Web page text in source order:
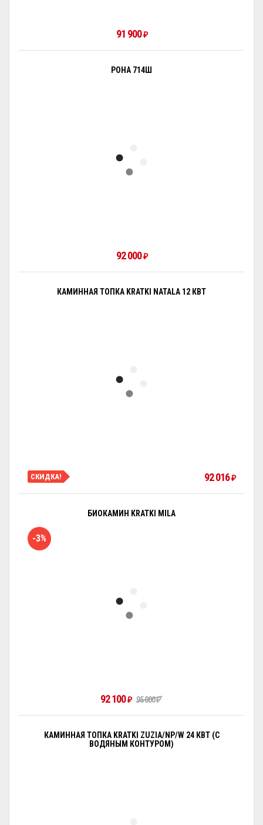
91 900₽
РОНА 714Ш
92 000₽
КАМИННАЯ ТОПКА KRATKI NATALA 12 КВТ
СКИДКА! 92 016₽
БИОКАМИН KRATKI MILA
-3%
92 100₽ 95 000₽
КАМИННАЯ ТОПКА KRATKI ZUZIA/NP/W 24 КВТ (С
ВОДЯНЫМ КОНТУРОМ)